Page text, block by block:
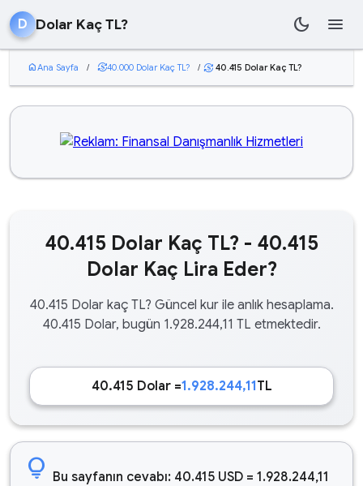
D Dolar Kaç TL? dark_mode menu
homeAna Sayfa / currency_exchange40.000 Dolar Kaç TL? / currency_exchange 40.415 Dolar Kaç TL?
40.415 Dolar Kaç TL? - 40.415
Dolar Kaç Lira Eder?
40.415 Dolar kaç TL? Güncel kur ile anlık hesaplama.
40.415 Dolar, bugün 1.928.244,11 TL etmektedir.
40.415 Dolar =1.928.244,11TL
lightbulb Bu sayfanın cevabı: 40.415 USD = 1.928.244,11